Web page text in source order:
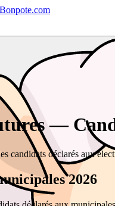
Bonpote.com
—
candidats déclarés aux
2026